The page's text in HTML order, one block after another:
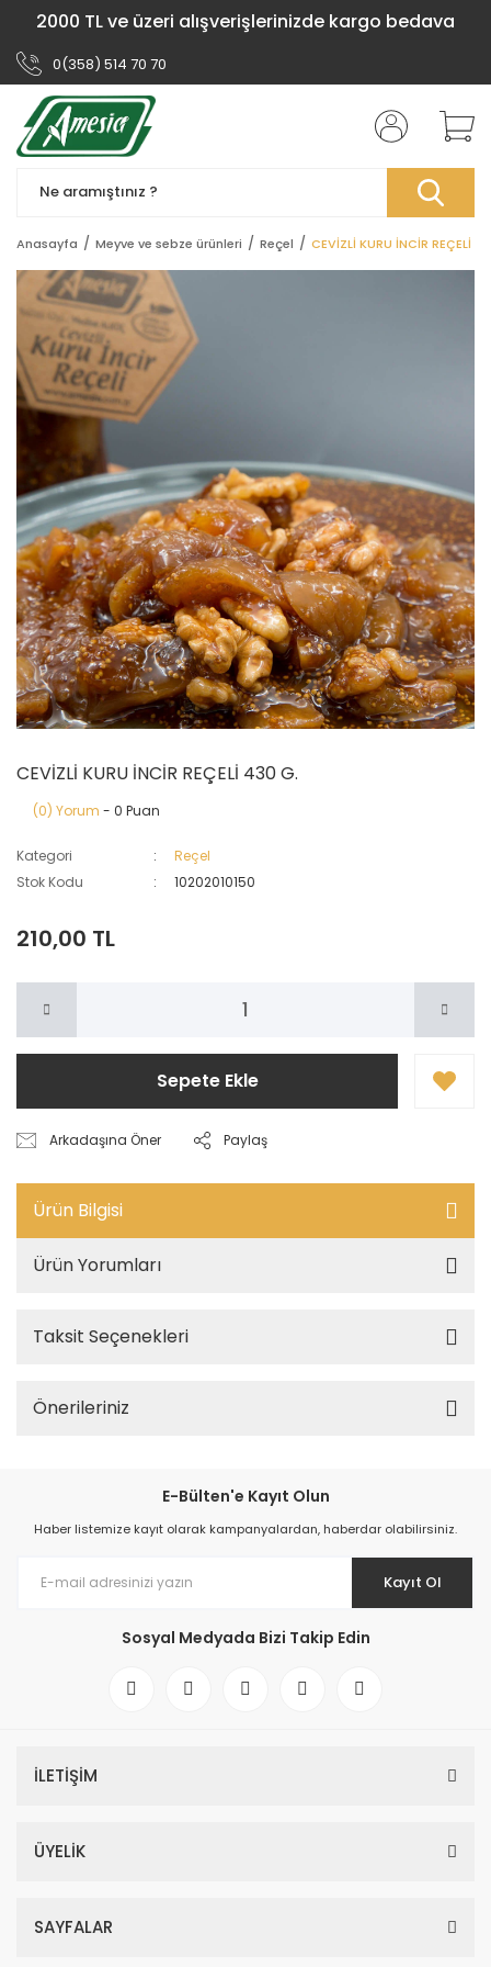
2000 TL ve üzeri alışverişlerinizde kargo bedava
0(358) 514 70 70
Anasayfa Meyve ve sebze ürünleri Reçel CEVİZLİ KURU İNCİR REÇELİ
CEVİZLİ KURU İNCİR REÇELİ 430 G.
(0) Yorum - 0 Puan
Kategori
Reçel
Stok Kodu
10202010150
210,00 TL
Sepete Ekle
Arkadaşına Öner Paylaş
Ürün Bilgisi
Ürün Yorumları
Taksit Seçenekleri
Önerileriniz
E-Bülten'e Kayıt Olun
Haber listemize kayıt olarak kampanyalardan, haberdar olabilirsiniz.
Kayıt Ol
Sosyal Medyada Bizi Takip Edin
İLETİŞİM
ÜYELİK
SAYFALAR